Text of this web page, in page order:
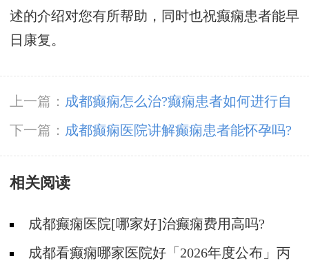
述的介绍对您有所帮助，同时也祝癫痫患者能早
日康复。
上一篇： 成都癫痫怎么治?癫痫患者如何进行自
我护理?
下一篇： 成都癫痫医院讲解癫痫患者能怀孕吗?
相关阅读
成都癫痫医院[哪家好]治癫痫费用高吗?
成都看癫痫哪家医院好「2026年度公布」丙